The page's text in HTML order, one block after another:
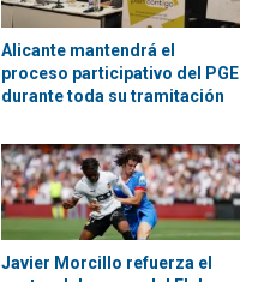
Alicante mantendrá el
proceso participativo del PGE
durante toda su tramitación
Javier Morcillo refuerza el